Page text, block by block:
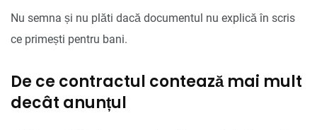
Nu semna și nu plăti dacă documentul nu explică în scris
ce primești pentru bani.
De ce contractul contează mai mult
decât anunțul